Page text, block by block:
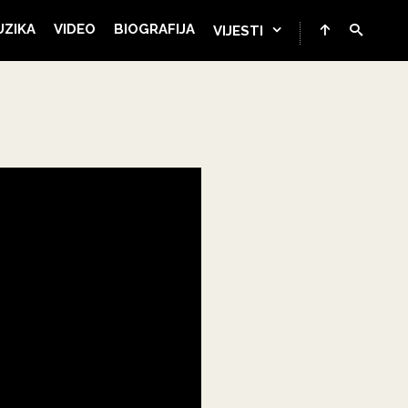
VIDEO BIOGRAFIJA VIJESTI